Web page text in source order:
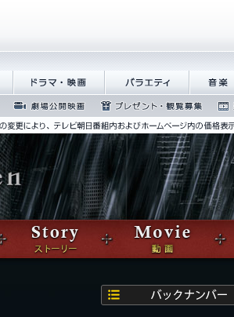
ドラマ・映画 バラエティ 音楽
劇場公開映画 プレゼント・観覧
募集
動画